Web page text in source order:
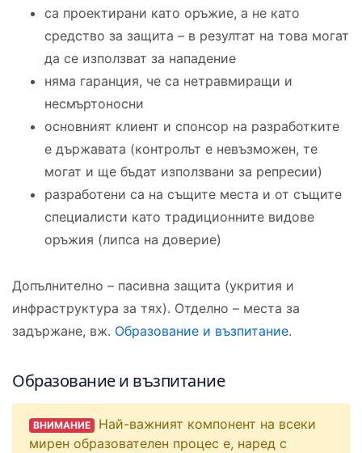
са проектирани като оръжие, а не като
средство за защита – в резултат на това могат
да се използват за нападение
няма гаранция, че са нетравмиращи и
несмъртоносни
основният клиент и спонсор на разработките
е държавата (контролът е невъзможен, те
могат и ще бъдат използвани за репресии)
разработени са на същите места и от същите
специалисти като традиционните видове
оръжия (липса на доверие)
Допълнително – пасивна защита (укрития и
инфраструктура за тях). Отделно – места за
задържане, вж. Образование и възпитание.
Образование и възпитание
ВНИМАНИЕ Най-важният компонент на всеки
мирен образователен процес е, наред с